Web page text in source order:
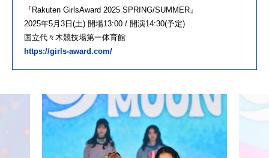
『Rakuten GirlsAward 2025 SPRING/SUMMER』
2025年5月3日(土) 開場13:00 / 開演14:30(予定)
国立代々木競技場第一体育館
https://girls-award.com/